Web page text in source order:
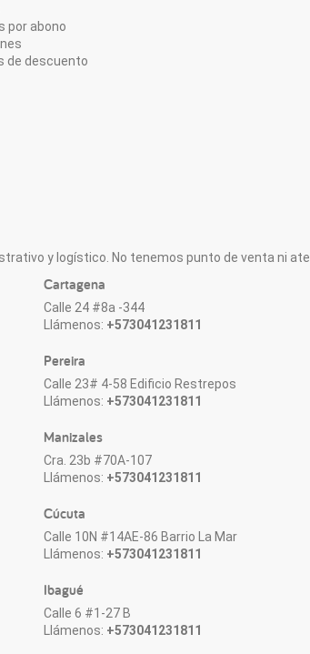
y logístico. No tenemos punto de venta ni
Cartagena
Calle 24 #8a -344
Llámenos: +573041231811
Pereira
Calle 23# 4-58 Edificio Restrepos
Llámenos: +573041231811
Manizales
Cra. 23b #70A-107
Llámenos: +573041231811
Cúcuta
Calle 10N #14AE-86 Barrio La Mar
Llámenos: +573041231811
Ibagué
Calle 6 #1-27 B
Llámenos: +573041231811
por abono
de descuento